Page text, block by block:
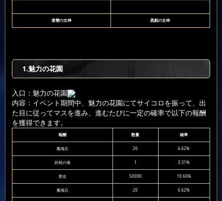
復讐の女神 悪戯の女神
1.魅力の花園
入口：魅力の花園
内容：イベント期間中、魅力の花園にてサイコロを振って、出
た目に従ってマスを進み、進むたびに一定の確率で以下の報酬
を獲得できます。
報酬 数量 確率
魔魂石 20 6.62%
妖精の魂 1 3.31%
黄金 50000 10.60%
魔魂石 20 6.62%